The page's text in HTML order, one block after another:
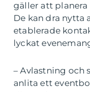
gäller att planera
De kan dra nytta
etablerade
lyckat
– Avlastning och
anlita ett